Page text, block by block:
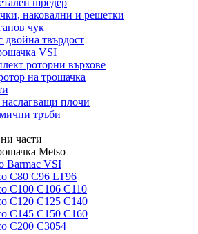
шредер
наковални и решетки
чук
двойна твърдост
VSI
роторни върхове
на трошачка
плочи
тръби
части
Metso
Barmac VSI
C80 C96 LT96
C100 C106 C110
C120 C125 C140
C145 C150 C160
C200 C3054